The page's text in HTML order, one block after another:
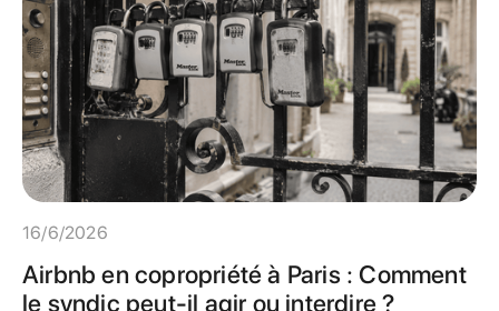
16/6/2026
Airbnb en copropriété à Paris : Comment
le syndic peut-il agir ou interdire ?